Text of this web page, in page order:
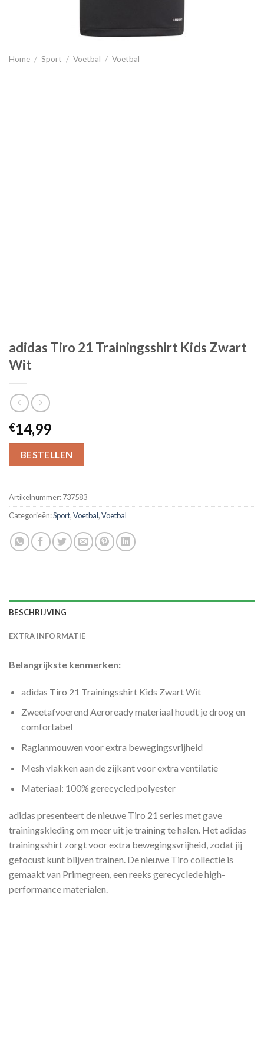
Home / Sport / Voetbal / Voetbal
adidas Tiro 21 Trainingsshirt Kids Zwart
Wit
€14,99
BESTELLEN
Artikelnummer:737583
Categorieën:Sport,Voetbal,Voetbal
BESCHRIJVING
EXTRA INFORMATIE
Belangrijkste kenmerken:
adidas Tiro 21 Trainingsshirt Kids Zwart Wit
Zweetafvoerend Aeroready materiaal houdt je droog en
comfortabel
Raglanmouwen voor extra bewegingsvrijheid
Mesh vlakken aan de zijkant voor extra ventilatie
Materiaal: 100% gerecycled polyester
adidas presenteert de nieuwe Tiro 21 series met gave
trainingskleding om meer uit je training te halen. Het adidas
trainingsshirt zorgt voor extra bewegingsvrijheid, zodat jij
gefocust kunt blijven trainen. De nieuwe Tiro collectie is
gemaakt van Primegreen, een reeks gerecyclede high-
performance materialen.